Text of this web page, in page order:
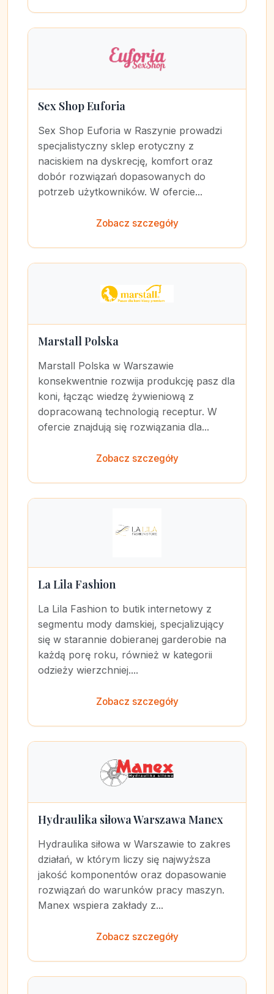
Sex Shop Euforia
Sex Shop Euforia w Raszynie prowadzi
specjalistyczny sklep erotyczny z
naciskiem na dyskrecję, komfort oraz
dobór rozwiązań dopasowanych do
potrzeb użytkowników. W ofercie...
Zobacz szczegóły
Marstall Polska
Marstall Polska w Warszawie
konsekwentnie rozwija produkcję pasz dla
koni, łącząc wiedzę żywieniową z
dopracowaną technologią receptur. W
ofercie znajdują się rozwiązania dla...
Zobacz szczegóły
La Lila Fashion
La Lila Fashion to butik internetowy z
segmentu mody damskiej, specjalizujący
się w starannie dobieranej garderobie na
każdą porę roku, również w kategorii
odzieży wierzchniej....
Zobacz szczegóły
Hydraulika siłowa Warszawa Manex
Hydraulika siłowa w Warszawie to zakres
działań, w którym liczy się najwyższa
jakość komponentów oraz dopasowanie
rozwiązań do warunków pracy maszyn.
Manex wspiera zakłady z...
Zobacz szczegóły